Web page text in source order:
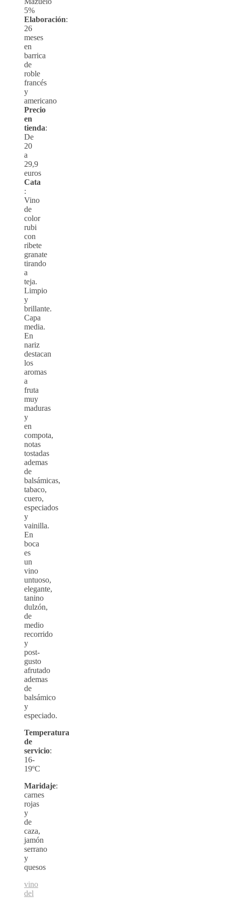
5%
Elaboración:
26
meses
en
barrica
de
roble
francés
y
americano
Precio
en
tienda:
De
20
a
29,9
euros
Cata
:
Vino
de
color
rubi
con
ribete
granate
tirando
a
teja.
Limpio
y
brillante.
Capa
media.
En
nariz
destacan
los
aromas
a
fruta
muy
maduras
y
en
compota,
notas
tostadas
ademas
de
balsámicas,
tabaco,
cuero,
especiados
y
vainilla.
En
boca
es
un
vino
untuoso,
elegante,
tanino
dulzón,
de
medio
recorrido
y
post-
gusto
afrutado
ademas
de
balsámico
y
especiado.
Temperatura
de
servicio:
16-
19ºC
Maridaje:
carnes
rojas
y
de
caza,
jamón
serrano
y
quesos
vino
del